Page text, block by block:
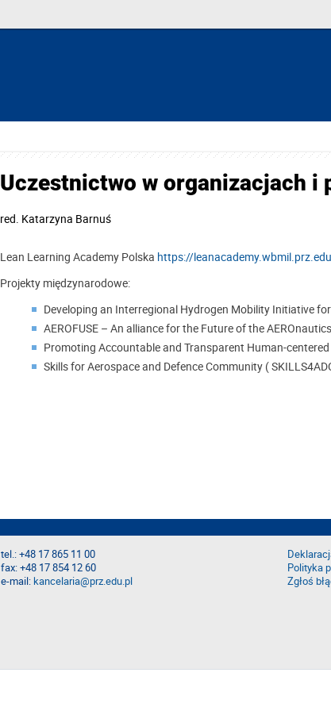
Uczestnictwo w organizacjach i
red. Katarzyna Barnuś
Lean Learning Academy Polska https://
Projekty międzynarodowe:
Developing an Interregional Hydrogen Mobility Initiative
AEROFUSE – An alliance for the Future of the
Promoting Accountable and Transparent Human-
Skills for Aerospace and Defence Community (
tel.: +48 17 865 11 00
fax: +48 17 854 12 60
e-mail:kancelaria@prz.edu.pl
Polityka
Zgłoś